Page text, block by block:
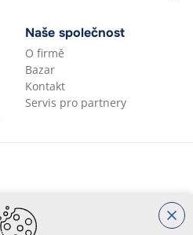
Naše společnost
O firmě
Bazar
Kontakt
Servis pro partnery